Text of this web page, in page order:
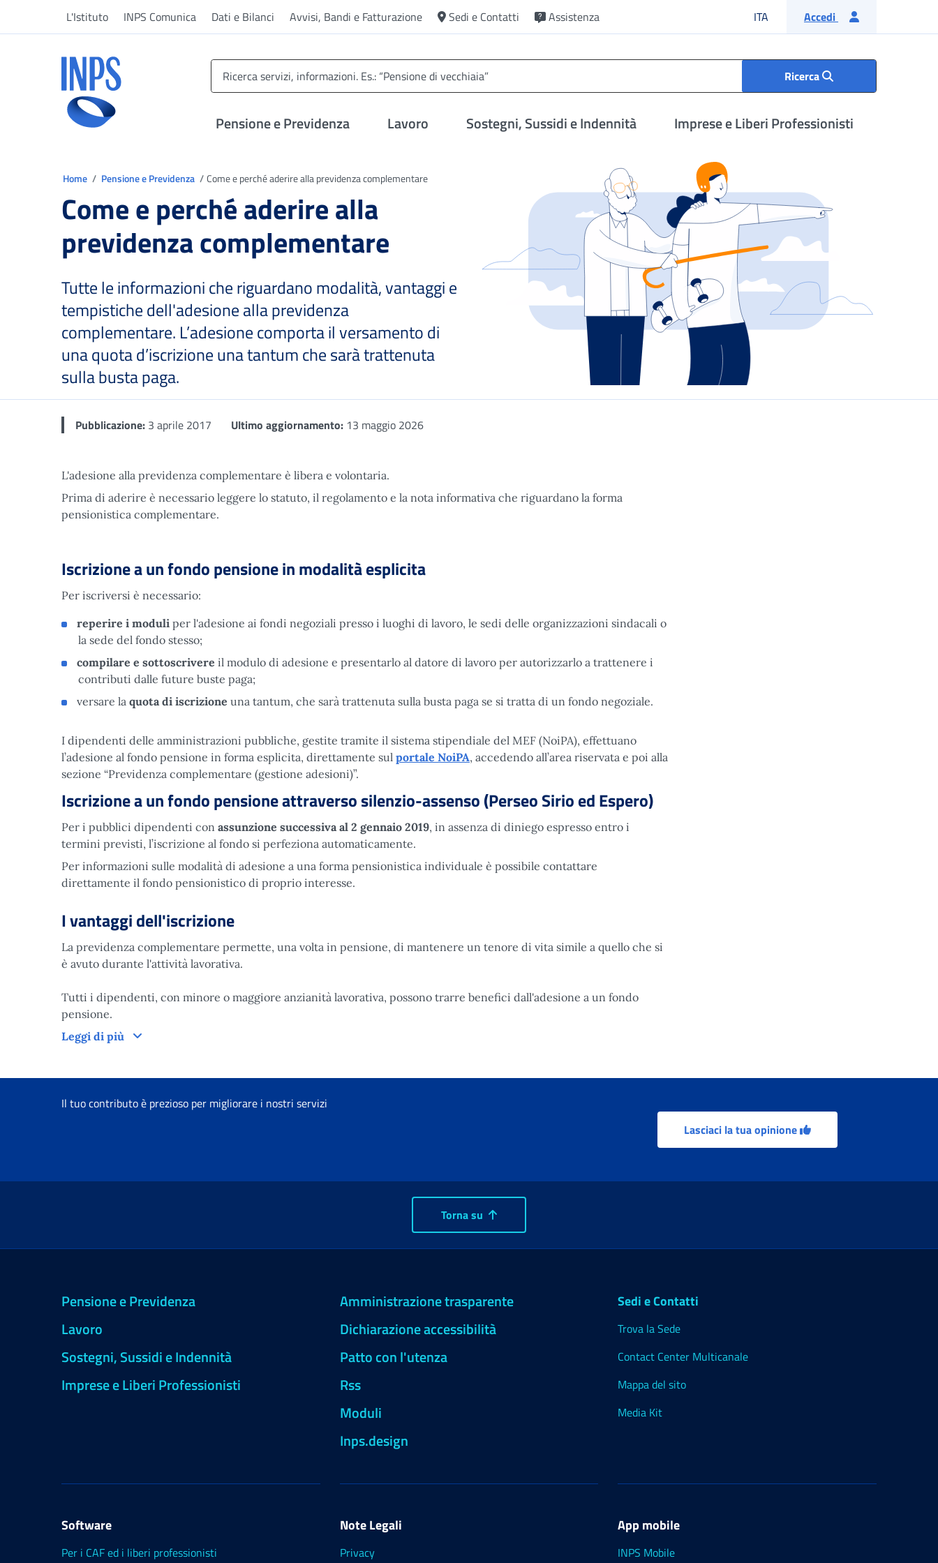
L'Istituto INPS Comunica Dati e Bilanci Avvisi, Bandi e Fatturazione Sedi e Contatti Assistenza ITA Lingua italiana
Accedi
Ricerca
Pensione e Previdenza Lavoro Sostegni, Sussidi e Indennità Imprese e Liberi Professionisti
Home Pensione e Previdenza Come e perché aderire alla previdenza complementare
Come e perché aderire alla
previdenza complementare
Tutte le informazioni che riguardano modalità, vantaggi e
tempistiche dell'adesione alla previdenza
complementare. L’adesione comporta il versamento di
una quota d’iscrizione una tantum che sarà trattenuta
sulla busta paga.
Dettaglio
Pubblicazione: 3 aprile 2017 Ultimo aggiornamento: 13 maggio 2026
L'adesione alla previdenza complementare è libera e volontaria.
Prima di aderire è necessario leggere lo statuto, il regolamento e la nota informativa che riguardano la forma
pensionistica complementare.
Iscrizione a un fondo pensione in modalità esplicita
Per iscriversi è necessario:
reperire i moduli per l'adesione ai fondi negoziali presso i luoghi di lavoro, le sedi delle organizzazioni sindacali o
la sede del fondo stesso;
compilare e sottoscrivere il modulo di adesione e presentarlo al datore di lavoro per autorizzarlo a trattenere i
contributi dalle future buste paga;
versare la quota di iscrizione una tantum, che sarà trattenuta sulla busta paga se si tratta di un fondo negoziale.
I dipendenti delle amministrazioni pubbliche, gestite tramite il sistema stipendiale del MEF (NoiPA), effettuano
l’adesione al fondo pensione in forma esplicita, direttamente sul portale NoiPA, accedendo all’area riservata e poi alla
sezione “Previdenza complementare (gestione adesioni)”.
Iscrizione a un fondo pensione attraverso silenzio-assenso (Perseo Sirio ed Espero)
Per i pubblici dipendenti con assunzione successiva al 2 gennaio 2019, in assenza di diniego espresso entro i
termini previsti, l’iscrizione al fondo si perfeziona automaticamente.
Per informazioni sulle modalità di adesione a una forma pensionistica individuale è possibile contattare
direttamente il fondo pensionistico di proprio interesse.
I vantaggi dell'iscrizione
La previdenza complementare permette, una volta in pensione, di mantenere un tenore di vita simile a quello che si
è avuto durante l'attività lavorativa.
Tutti i dipendenti, con minore o maggiore anzianità lavorativa, possono trarre benefici dall'adesione a un fondo
pensione.
Leggi di più
I vantaggi dell'iscrizione
Il tuo contributo è prezioso per migliorare i nostri servizi
Lasciaci la tua opinione
Torna su
Pensione e Previdenza
Lavoro
Sostegni, Sussidi e Indennità
Imprese e Liberi Professionisti
Amministrazione trasparente
Dichiarazione accessibilità
Patto con l'utenza
Rss
Moduli
Inps.design
Sedi e Contatti
Trova la Sede
Contact Center Multicanale
Mappa del sito
Media Kit
Software
Per i CAF ed i liberi professionisti
Note Legali
Privacy
App mobile
INPS Mobile